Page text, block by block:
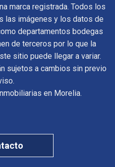
marca registrada. Todos los
las imágenes y los datos de
departamentos bodegas
de terceros por lo que la
sitio puede llegar a variar.
sujetos a cambios sin previo
en Morelia.